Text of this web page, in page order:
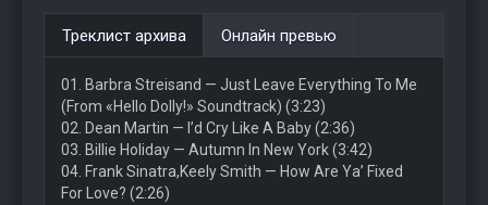
Треклист архива Онлайн превью
01. Barbra Streisand — Just Leave Everything To Me
(From «Hello Dolly!» Soundtrack) (3:23)
02. Dean Martin — I’d Cry Like A Baby (2:36)
03. Billie Holiday — Autumn In New York (3:42)
04. Frank Sinatra,Keely Smith — How Are Ya’ Fixed
For Love? (2:26)